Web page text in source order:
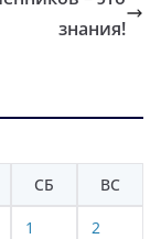
знания!
СБ ВС
1 2